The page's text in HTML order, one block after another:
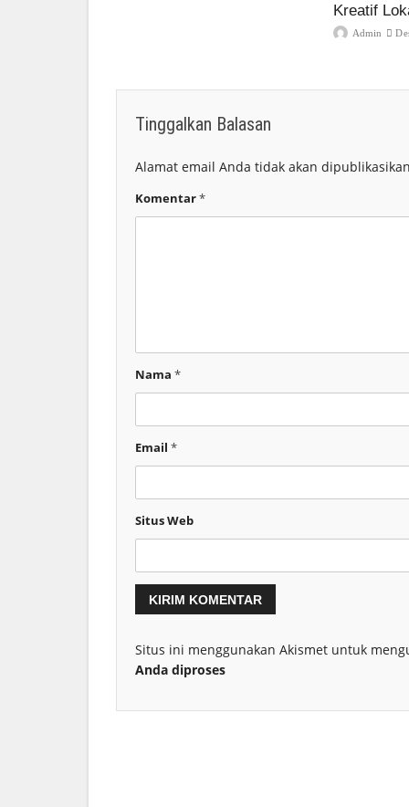
Kreatif
Admin
Tinggalkan Balasan
Alamat email Anda tidak akan
Komentar*
Nama *
Email *
Situs Web
Situs ini menggunakan Akismet untuk
Anda diproses